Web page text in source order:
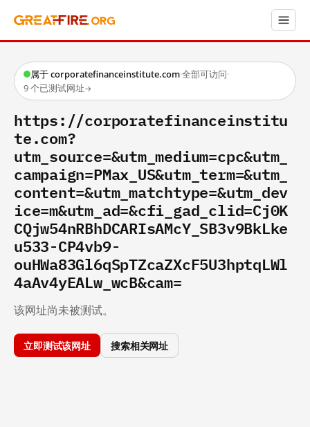
属于 corporatefinanceinstitute.com·全部可访问·
9 个已测试网址→
https://corporatefinanceinstitu
te.com?
utm_source=&utm_medium=cpc&utm_
campaign=PMax_US&utm_term=&utm_
content=&utm_matchtype=&utm_dev
ice=m&utm_ad=&cfi_gad_clid=Cj0K
CQjw54nRBhDCARIsAMcY_SB3v9BkLke
u533-CP4vb9-
ouHWa83Gl6qSpTZcaZXcF5U3hptqLWl
4aAv4yEALw_wcB&cam=
该网址尚未被测试。
立即测试该网址 搜索相关网址